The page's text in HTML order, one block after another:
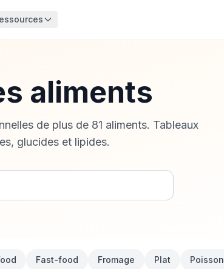
aliments
de plus de 81 aliments. Tableaux
glucides et lipides.
Fast-food Fromage Plat Poisson